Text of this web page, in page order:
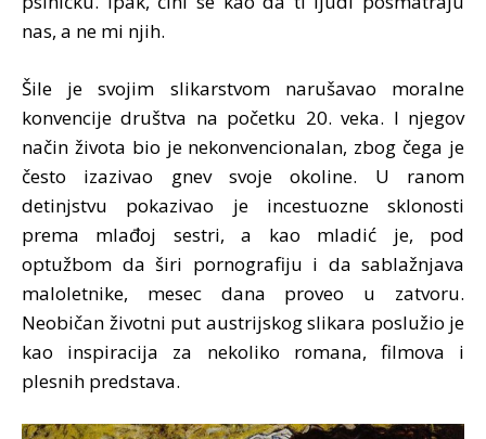
nas, a ne mi njih.
Šile je svojim slikarstvom narušavao moralne
konvencije društva na početku 20. veka. I njegov
način života bio je nekonvencionalan, zbog čega je
često izazivao gnev svoje okoline. U ranom
detinjstvu pokazivao je incestuozne sklonosti
prema mlađoj sestri, a kao mladić je, pod
optužbom da širi pornografiju i da sablažnjava
maloletnike, mesec dana proveo u zatvoru.
Neobičan životni put austrijskog slikara poslužio je
kao inspiracija za nekoliko romana, filmova i
plesnih predstava.